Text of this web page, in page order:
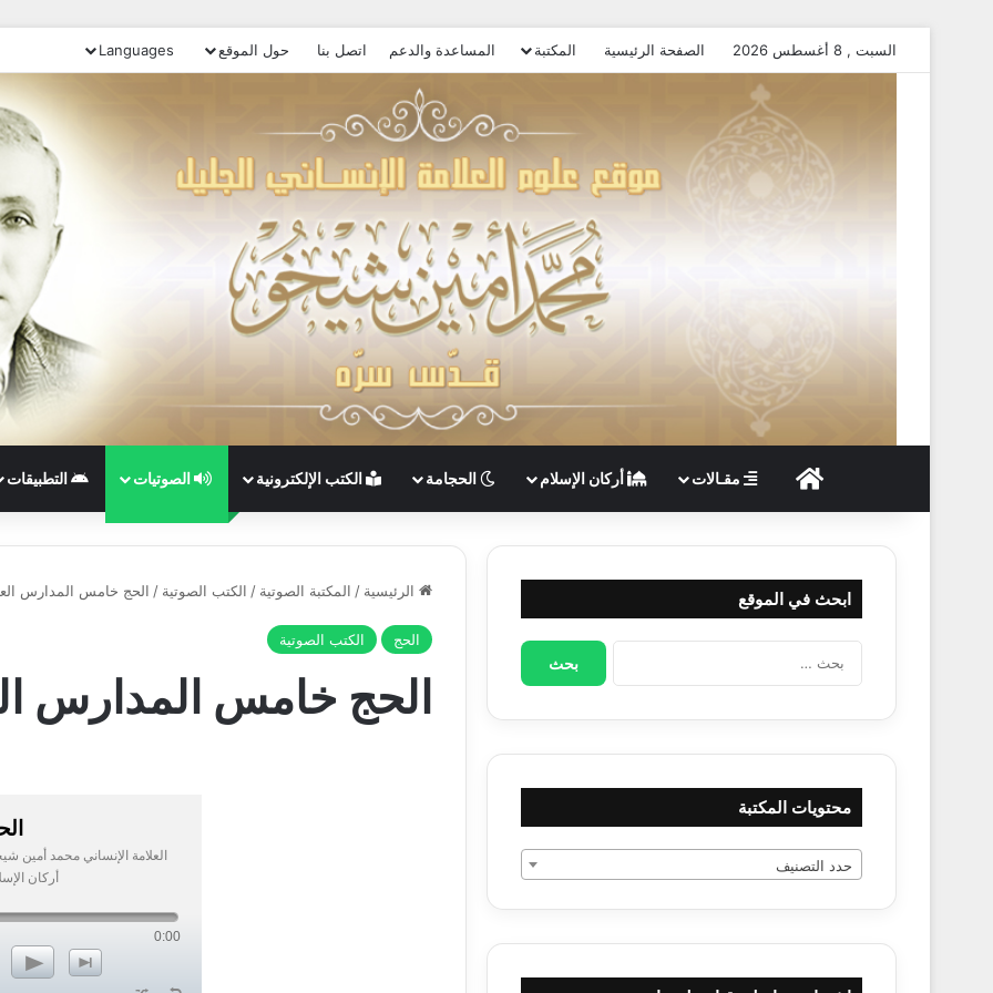
السبت , 8 أغسطس 2026 الصفحة الرئيسية المكتبة المساعدة والدعم اتصل بنا حول الموقع Languages
الصفحة الرئيسية
مقـالات أركان الإسلام الحجامة الكتب الإلكترونية الصوتيات التطبيقات
الرئيسية / المكتبة الصوتية / الكتب الصوتية / الحج خامس المدارس
الحج الكتب الصوتية
الحج خامس المدارس
n
p
العلامة الإنساني محمد أمين
أركان
0:00
ابحث في الموقع
البحث
محتويات المكتبة
حدد التصنيف